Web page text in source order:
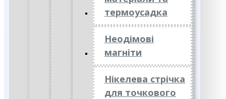
термоусадка
Неодімові
магніти
Нікелева стрічка
для точкового